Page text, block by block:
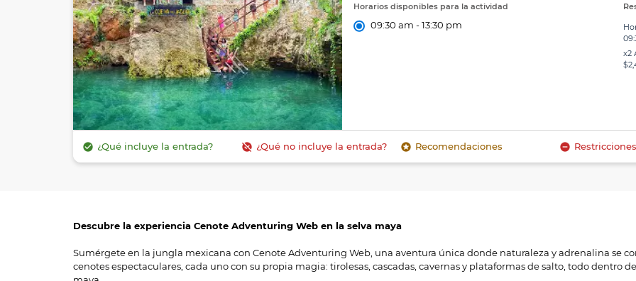
Horarios disponibles para la actividad
09:30 am - 13:30 pm
x2
check_circle ¿Qué incluye la entrada? unpublished ¿Qué no incluye la entrada? stars Recomendaciones remove_circle Restricciones
Descubre la experiencia Cenote Adventuring Web en la selva maya
Sumérgete en la jungla mexicana con Cenote Adventuring Web, una aventura única donde naturaleza y adrenalina se
cenotes espectaculares, cada uno con su propia magia: tirolesas, cascadas, cavernas y plataformas de salto, todo dentro